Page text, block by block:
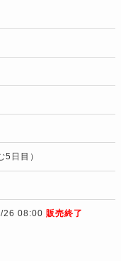
5日目）
26 08:00 販売終了